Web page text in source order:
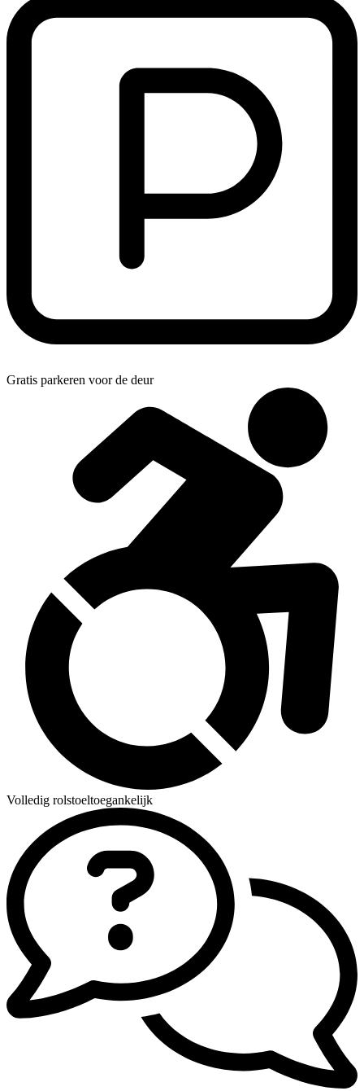
Gratis parkeren voor de deur
Volledig rolstoeltoegankelijk